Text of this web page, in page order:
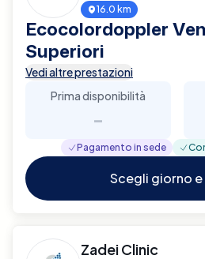
16.0 km
Ecocolordoppler
Superiori
Vedi altre prestazioni
Prima disponibilità
-
Pagamento in sede
Scegli giorno e
Zadei Clinic